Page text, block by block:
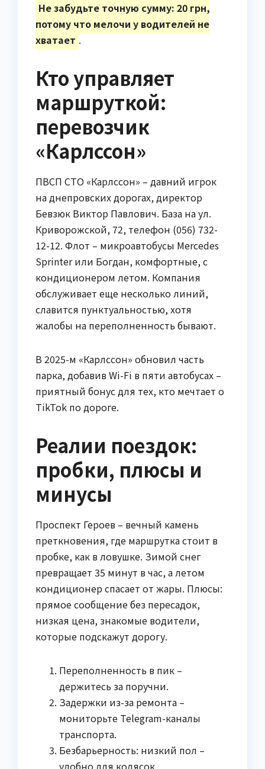
Не забудьте точную сумму: 20 грн,
потому что мелочи у водителей не
хватает .
Кто управляет
маршруткой:
перевозчик
«Карлссон»
ПВСП СТО «Карлссон» – давний игрок
на днепровских дорогах, директор
Бевзюк Виктор Павлович. База на ул.
Криворожской, 72, телефон (056) 732-
12-12. Флот – микроавтобусы Mercedes
Sprinter или Богдан, комфортные, с
кондиционером летом. Компания
обслуживает еще несколько линий,
славится пунктуальностью, хотя
жалобы на переполненность бывают.
В 2025-м «Карлссон» обновил часть
парка, добавив Wi-Fi в пяти автобусах –
приятный бонус для тех, кто мечтает о
TikTok по дороге.
Реалии поездок:
пробки, плюсы и
минусы
Проспект Героев – вечный камень
преткновения, где маршрутка стоит в
пробке, как в ловушке. Зимой снег
превращает 35 минут в час, а летом
кондиционер спасает от жары. Плюсы:
прямое сообщение без пересадок,
низкая цена, знакомые водители,
которые подскажут дорогу.
Переполненность в пик –
держитесь за поручни.
Задержки из-за ремонта –
мониторьте Telegram-каналы
транспорта.
Безбарьерность: низкий пол –
удобно для колясок.